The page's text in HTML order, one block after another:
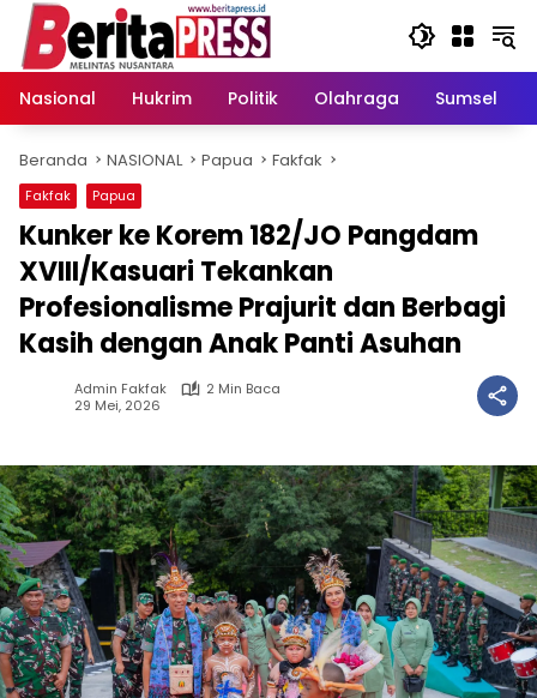
Langsung
konten
Nasional
Hukrim Politik Olahraga Sumsel
Beranda NASIONAL Papua Fakfak
Fakfak Papua
Kunker ke Korem 182/JO Pangdam
XVIII/Kasuari Tekankan
Profesionalisme Prajurit dan Berbagi
Kasih dengan Anak Panti Asuhan
Admin Fakfak
2 Min Baca
29 Mei, 2026